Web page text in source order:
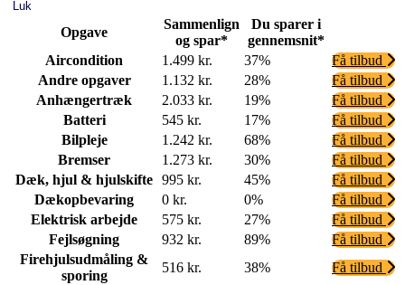
Luk
Opgave
Sammenlign
og spar*
Du sparer i
gennemsnit*
Aircondition
1.499 kr. 37%
Få tilbud
Andre opgaver
1.132 kr. 28%
Få tilbud
Anhængertræk
2.033 kr. 19%
Få tilbud
Batteri
545 kr. 17%
Få tilbud
Bilpleje
1.242 kr. 68%
Få tilbud
Bremser
1.273 kr. 30%
Få tilbud
Dæk, hjul & hjulskifte 995 kr. 45%
Få tilbud
Dækopbevaring
0 kr. 0%
Få tilbud
Elektrisk arbejde
575 kr. 27%
Få tilbud
Fejlsøgning
932 kr. 89%
Få tilbud
Firehjulsudmåling &
sporing
516 kr. 38%
Få tilbud